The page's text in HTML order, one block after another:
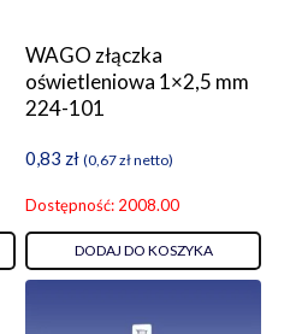
WAGO złączka
oświetleniowa 1×2,5 mm
224-101
0,83 zł (0,67złnetto)
Dostępność: 2008.00
DODAJ DO KOSZYKA